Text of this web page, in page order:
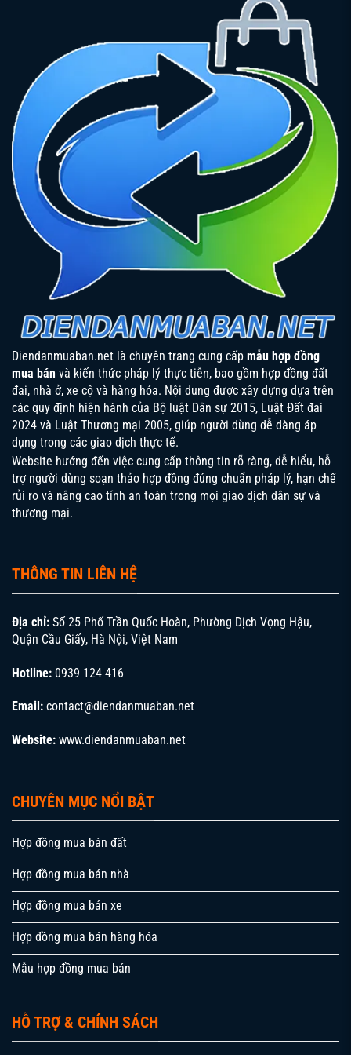
Xử lý vi phạm và giải quyết tranh chấp hợp đồng
Các hình thức xử lý vi phạm thường bao gồm cảnh cáo,
phạt tiền, bồi thường thiệt hại và chấm dứt hợp đồng.
Mức phạt cần được tính toán hợp lý, không quá cao gây
khó khăn cho bên vi phạm nhưng cũng đủ mạnh để tạo
tính răn đe. Đối với việc giải quyết tranh chấp, hợp đồng
nên ưu tiên thương lượng, hòa giải trước khi đưa ra tòa án
hoặc trọng tài.
Các điều khoản đặc biệt cần lưu ý
Ngoài những điều khoản cơ bản,hợp đồng mua bản hàng
hóa còn cần có một số điều khoản đặc biệt tùy thuộc vào
khoản quan trọng, quy định cách xử lý khi có những sự
kiện ngoài tầm kiểm soát như thiên tai, dịch bệnh, chiến
tranh hay thay đổi chính sách của nhà nước.
Diendanmuaban.net là chuyên trang cung cấp mẫu hợp đồng
mua bán và kiến thức pháp lý thực tiễn, bao gồm hợp đồng đất
đai, nhà ở, xe cộ và hàng hóa. Nội dung được xây dựng dựa trên
các quy định hiện hành của Bộ luật Dân sự 2015, Luật Đất đai
2024 và Luật Thương mại 2005, giúp người dùng dễ dàng áp
dụng trong các giao dịch thực tế.
Website hướng đến việc cung cấp thông tin rõ ràng, dễ hiểu, hỗ
trợ người dùng soạn thảo hợp đồng đúng chuẩn pháp lý, hạn chế
rủi ro và nâng cao tính an toàn trong mọi giao dịch dân sự và
thương mại.
THÔNG TIN LIÊN HỆ
Địa chỉ: Số 25 Phố Trần Quốc Hoàn, Phường Dịch Vọng Hậu,
Quận Cầu Giấy, Hà Nội, Việt Nam
Hotline: 0939 124 416
Email: contact@diendanmuaban.net
Website: www.diendanmuaban.net
CHUYÊN MỤC NỔI BẬT
Hợp đồng mua bán đất
Hợp đồng mua bán nhà
Hợp đồng mua bán xe
Hợp đồng mua bán hàng hóa
Mẫu hợp đồng mua bán
HỖ TRỢ & CHÍNH SÁCH